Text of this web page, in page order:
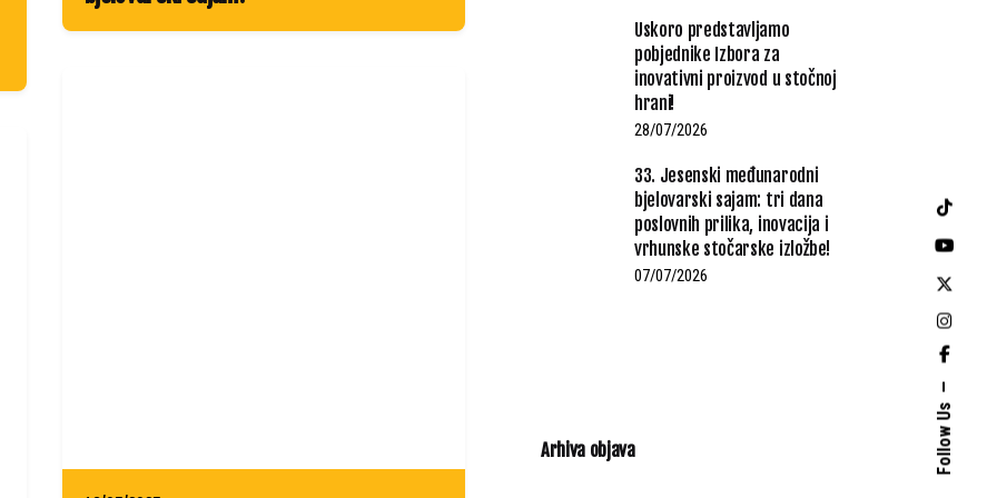
Follow Us
Uskoro predstavljamo
pobjednike Izbora za
inovativni proizvod u stočnoj
hrani!
28/07/2026
33. Jesenski međunarodni
bjelovarski sajam: tri dana
poslovnih prilika, inovacija i
vrhunske stočarske izložbe!
07/07/2026
Arhiva objava